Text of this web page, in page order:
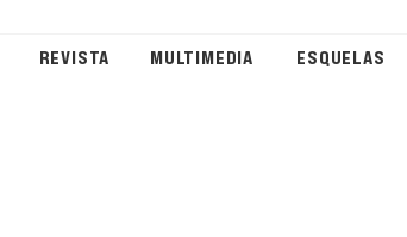
REVISTA MULTIMEDIA ESQUELAS